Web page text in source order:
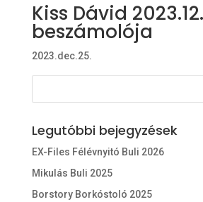
Kiss Dávid
beszámolója
2023.dec.25.
Legutóbbi bejegyzések
EX-Files Félévnyitó Buli 2026
Mikulás Buli 2025
Borstory Borkóstoló 2025